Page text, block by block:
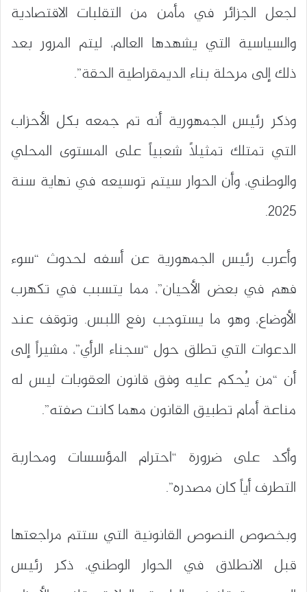
لجعل الجزائر في مأمن من التقلبات الاقتصادية
والسياسية التي يشهدها العالم، ليتم المرور بعد
ذلك إلى مرحلة بناء الديمقراطية الحقة”.
وذكر رئيس الجمهورية أنه تم جمعه بكل الأحزاب
التي تمتلك تمثيلاً شعبياً على المستوى المحلي
والوطني، وأن الحوار سيتم توسيعه في نهاية سنة
2025.
وأعرب رئيس الجمهورية عن أسفه لحدوث “سوء
فهم في بعض الأحيان”، مما يتسبب في تكهرب
الأوضاع، وهو ما يستوجب رفع اللبس. وتوقف عند
الدعوات التي تطلق حول “سجناء الرأي”، مشيراً إلى
أن “من يُحكم عليه وفق قانون العقوبات ليس له
مناعة أمام تطبيق القانون مهما كانت صفته”.
وأكد على ضرورة “احترام المؤسسات ومحاربة
التطرف أياً كان مصدره”.
وبخصوص النصوص القانونية التي ستتم مراجعتها
قبل الانطلاق في الحوار الوطني، ذكر رئيس